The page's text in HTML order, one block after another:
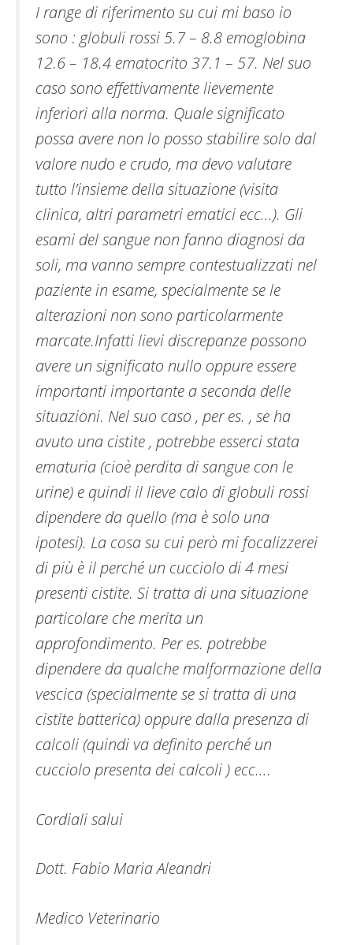
I range di riferimento su cui mi baso io
sono : globuli rossi 5.7 – 8.8 emoglobina
12.6 – 18.4 ematocrito 37.1 – 57. Nel suo
caso sono effettivamente lievemente
inferiori alla norma. Quale significato
possa avere non lo posso stabilire solo dal
valore nudo e crudo, ma devo valutare
tutto l’insieme della situazione (visita
clinica, altri parametri ematici ecc…). Gli
esami del sangue non fanno diagnosi da
soli, ma vanno sempre contestualizzati nel
paziente in esame, specialmente se le
alterazioni non sono particolarmente
marcate.Infatti lievi discrepanze possono
avere un significato nullo oppure essere
importanti importante a seconda delle
situazioni. Nel suo caso , per es. , se ha
avuto una cistite , potrebbe esserci stata
ematuria (cioè perdita di sangue con le
urine) e quindi il lieve calo di globuli rossi
dipendere da quello (ma è solo una
ipotesi). La cosa su cui però mi focalizzerei
di più è il perché un cucciolo di 4 mesi
presenti cistite. Si tratta di una situazione
particolare che merita un
approfondimento. Per es. potrebbe
dipendere da qualche malformazione della
vescica (specialmente se si tratta di una
cistite batterica) oppure dalla presenza di
calcoli (quindi va definito perché un
cucciolo presenta dei calcoli ) ecc….
Cordiali salui
Dott. Fabio Maria Aleandri
Medico Veterinario